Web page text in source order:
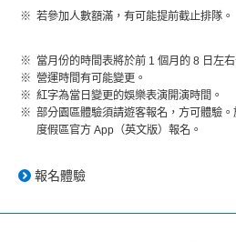
若參加人數額滿，有可能提前截止排隊。
當月份的時間表將於前 1 個月的 8 日左右
營運時間有可能變更。
紅字為當日變更的娛樂表演開演時間。
部分園區體驗須請遊客報名，方可體驗
度假區官方 App（英文版）報名。
報名體驗